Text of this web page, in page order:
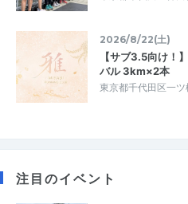
2026/8/22(土)
【サブ3.5向け！
バル 3km×2本
東京都千代田区一ツ
注目のイベント